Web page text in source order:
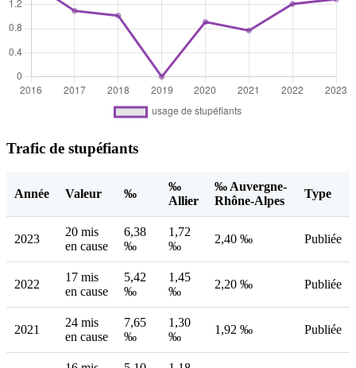
Trafic de stupéfiants
Année Valeur ‰
‰
Allier
‰ Auvergne-
Rhône-Alpes
Type
2023
20 mis
en cause
6,38
‰
1,72
‰
2,40 ‰ Publiée
2022
17 mis
en cause
5,42
‰
1,45
‰
2,20 ‰ Publiée
2021
24 mis
en cause
7,65
‰
1,30
‰
1,92 ‰ Publiée